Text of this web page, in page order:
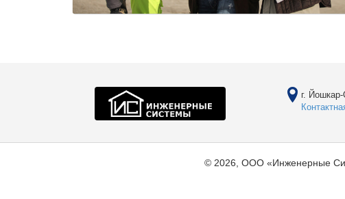
г.
© 2026, ООО «Инженерные